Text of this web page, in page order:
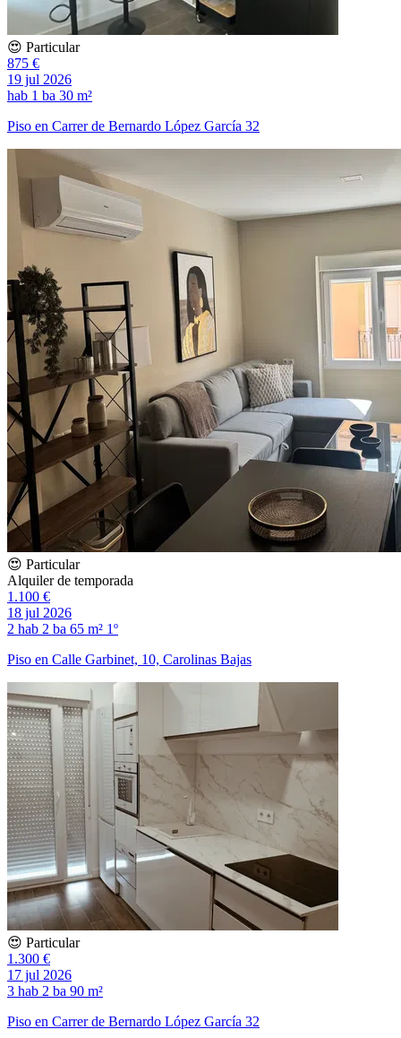
😍 Particular
875 €
19 jul 2026
hab 1 ba 30 m²
Piso en Carrer de Bernardo López García 32
😍 Particular
Alquiler de temporada
1.100 €
18 jul 2026
2 hab 2 ba 65 m² 1º
Piso en Calle Garbinet, 10, Carolinas Bajas
😍 Particular
1.300 €
17 jul 2026
3 hab 2 ba 90 m²
Piso en Carrer de Bernardo López García 32